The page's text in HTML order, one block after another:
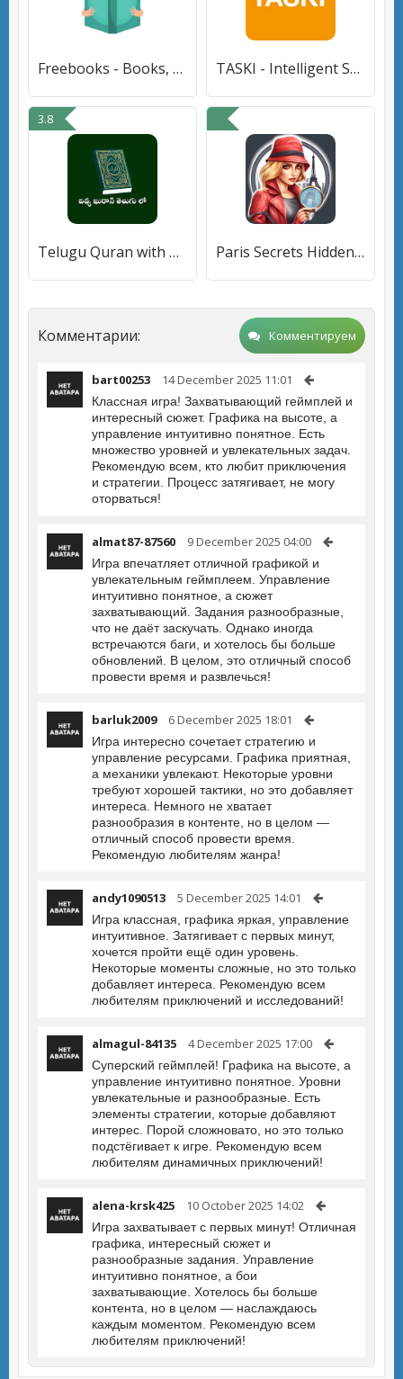
Freebooks - Books, pdf & Epubs TASKI - Intelligent Solutions
3.8
Telugu Quran with Voice Paris Secrets Hidden Objects
Комментарии: Комментируем
bart00253 14 December 2025 11:01
Классная игра! Захватывающий геймплей и
интересный сюжет. Графика на высоте, а
управление интуитивно понятное. Есть
множество уровней и увлекательных задач.
Рекомендую всем, кто любит приключения
и стратегии. Процесс затягивает, не могу
оторваться!
almat87-87560 9 December 2025 04:00
Игра впечатляет отличной графикой и
увлекательным геймплеем. Управление
интуитивно понятное, а сюжет
захватывающий. Задания разнообразные,
что не даёт заскучать. Однако иногда
встречаются баги, и хотелось бы больше
обновлений. В целом, это отличный способ
провести время и развлечься!
barluk2009 6 December 2025 18:01
Игра интересно сочетает стратегию и
управление ресурсами. Графика приятная,
а механики увлекают. Некоторые уровни
требуют хорошей тактики, но это добавляет
интереса. Немного не хватает
разнообразия в контенте, но в целом —
отличный способ провести время.
Рекомендую любителям жанра!
andy1090513 5 December 2025 14:01
Игра классная, графика яркая, управление
интуитивное. Затягивает с первых минут,
хочется пройти ещё один уровень.
Некоторые моменты сложные, но это только
добавляет интереса. Рекомендую всем
любителям приключений и исследований!
almagul-84135 4 December 2025 17:00
Суперский геймплей! Графика на высоте, а
управление интуитивно понятное. Уровни
увлекательные и разнообразные. Есть
элементы стратегии, которые добавляют
интерес. Порой сложновато, но это только
подстёгивает к игре. Рекомендую всем
любителям динамичных приключений!
alena-krsk425 10 October 2025 14:02
Игра захватывает с первых минут! Отличная
графика, интересный сюжет и
разнообразные задания. Управление
интуитивно понятное, а бои
захватывающие. Хотелось бы больше
контента, но в целом — наслаждаюсь
каждым моментом. Рекомендую всем
любителям приключений!